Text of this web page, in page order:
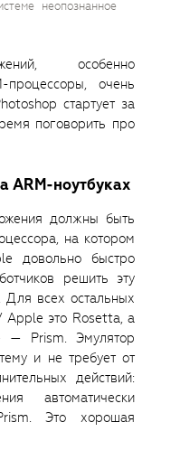
неопознанное
особенно
процессоры, очень
стартует за
поговорить про
ARM-ноутбуках
должны быть
на котором
довольно быстро
решить эту
всех остальных
Apple это Rosetta, а
— Prism. Эмулятор
и не требует от
действий:
автоматически
Это хорошая